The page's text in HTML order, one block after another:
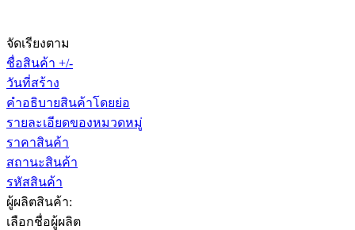
จัดเรียงตาม
ชื่อสินค้า +/-
วันที่สร้าง
คำอธิบายสินค้าโดยย่อ
รายละเอียดของหมวดหมู่
ราคาสินค้า
สถานะสินค้า
รหัสสินค้า
ผู้ผลิตสินค้า:
เลือกชื่อผู้ผลิต